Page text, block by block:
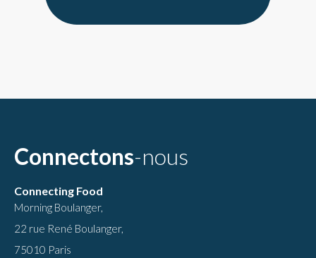
Connectons-nous
Connecting Food
Morning Boulanger,
22 rue René Boulanger,
75010 Paris